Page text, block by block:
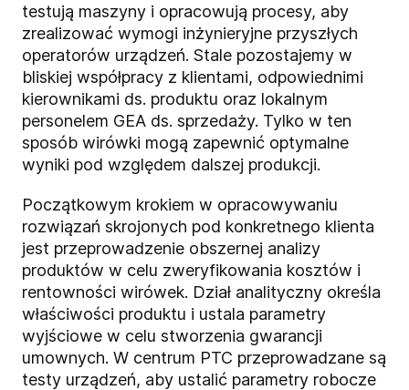
testują maszyny i opracowują procesy, aby
zrealizować wymogi inżynieryjne przyszłych
operatorów urządzeń. Stale pozostajemy w
bliskiej współpracy z klientami, odpowiednimi
kierownikami ds. produktu oraz lokalnym
personelem GEA ds. sprzedaży. Tylko w ten
sposób wirówki mogą zapewnić optymalne
wyniki pod względem dalszej produkcji.
Początkowym krokiem w opracowywaniu
rozwiązań skrojonych pod konkretnego klienta
jest przeprowadzenie obszernej analizy
produktów w celu zweryfikowania kosztów i
rentowności wirówek. Dział analityczny określa
właściwości produktu i ustala parametry
wyjściowe w celu stworzenia gwarancji
umownych. W centrum PTC przeprowadzane są
testy urządzeń, aby ustalić parametry robocze